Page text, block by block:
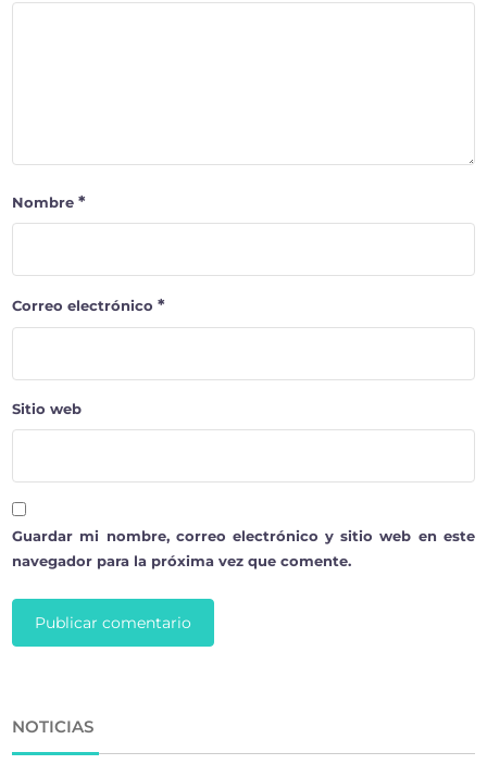
Nombre*
Correo electrónico*
Sitio web
Guardar mi nombre, correo electrónico y sitio web en este
navegador para la próxima vez que comente.
NOTICIAS